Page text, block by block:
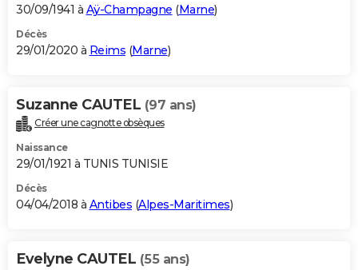
30/09/1941 à Aÿ-Champagne (Marne)
Décès
29/01/2020 à Reims (Marne)
Suzanne CAUTEL (97 ans)
Créer une cagnotte obsèques
Naissance
29/01/1921 à TUNIS TUNISIE
Décès
04/04/2018 à Antibes (Alpes-Maritimes)
Evelyne CAUTEL (55 ans)